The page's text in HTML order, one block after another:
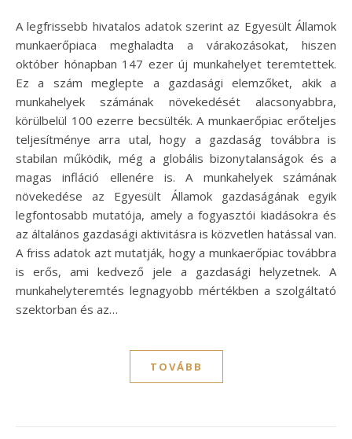
A legfrissebb hivatalos adatok szerint az Egyesült Államok
munkaerőpiaca meghaladta a várakozásokat, hiszen
október hónapban 147 ezer új munkahelyet teremtettek.
Ez a szám meglepte a gazdasági elemzőket, akik a
munkahelyek számának növekedését alacsonyabbra,
körülbelül 100 ezerre becsülték. A munkaerőpiac erőteljes
teljesítménye arra utal, hogy a gazdaság továbbra is
stabilan működik, még a globális bizonytalanságok és a
magas infláció ellenére is. A munkahelyek számának
növekedése az Egyesült Államok gazdaságának egyik
legfontosabb mutatója, amely a fogyasztói kiadásokra és
az általános gazdasági aktivitásra is közvetlen hatással van.
A friss adatok azt mutatják, hogy a munkaerőpiac továbbra
is erős, ami kedvező jele a gazdasági helyzetnek. A
munkahelyteremtés legnagyobb mértékben a szolgáltató
szektorban és az…
TOVÁBB